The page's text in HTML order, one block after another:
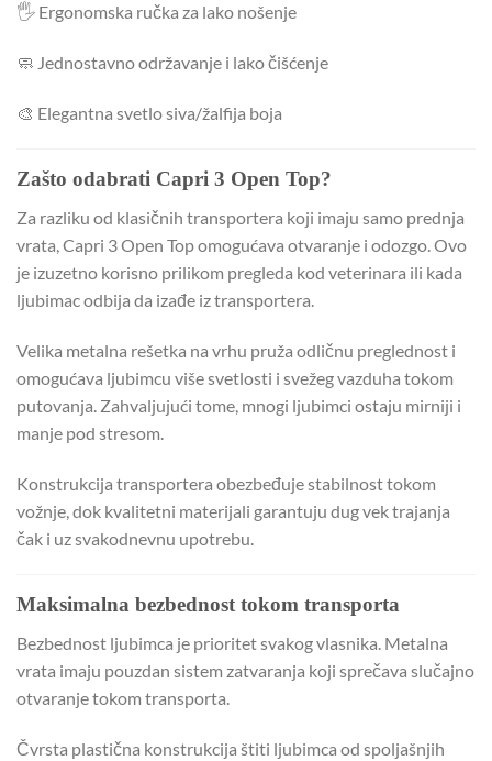
🖐️ Ergonomska ručka za lako nošenje
🧼 Jednostavno održavanje i lako čišćenje
🎨 Elegantna svetlo siva/žalfija boja
Zašto odabrati Capri 3 Open Top?
Za razliku od klasičnih transportera koji imaju samo prednja
vrata, Capri 3 Open Top omogućava otvaranje i odozgo. Ovo
je izuzetno korisno prilikom pregleda kod veterinara ili kada
ljubimac odbija da izađe iz transportera.
Velika metalna rešetka na vrhu pruža odličnu preglednost i
omogućava ljubimcu više svetlosti i svežeg vazduha tokom
putovanja. Zahvaljujući tome, mnogi ljubimci ostaju mirniji i
manje pod stresom.
Konstrukcija transportera obezbeđuje stabilnost tokom
vožnje, dok kvalitetni materijali garantuju dug vek trajanja
čak i uz svakodnevnu upotrebu.
Maksimalna bezbednost tokom transporta
Bezbednost ljubimca je prioritet svakog vlasnika. Metalna
vrata imaju pouzdan sistem zatvaranja koji sprečava slučajno
otvaranje tokom transporta.
Čvrsta plastična konstrukcija štiti ljubimca od spoljašnjih